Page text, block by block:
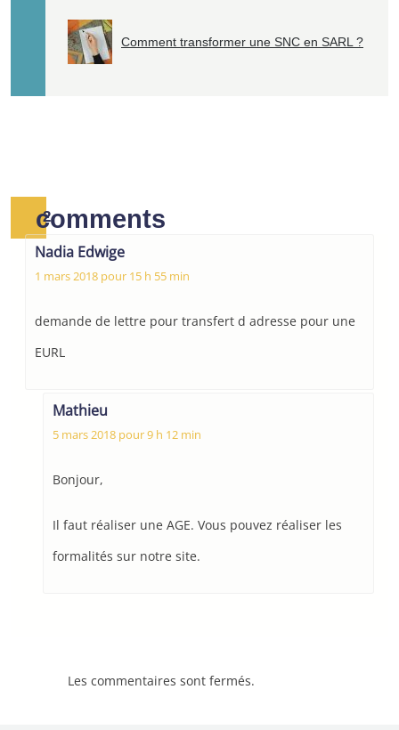
Comment transformer une SNC en SARL ?
2
comments
Nadia Edwige
1 mars 2018 pour 15 h 55 min
demande de lettre pour transfert d adresse pour une
EURL
Mathieu
5 mars 2018 pour 9 h 12 min
Bonjour,
Il faut réaliser une AGE. Vous pouvez réaliser les
formalités sur notre site.
Les commentaires sont fermés.